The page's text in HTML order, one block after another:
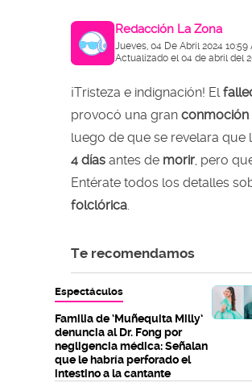
Redacción La Zona
Jueves, 04 De Abril 2024 10:59
Actualizado el 04 de abril del
¡Tristeza e indignación! El
provocó una gran conmoción
luego de que se revelara que
4 días antes de morir , pero
Entérate todos los detalles
folclórica
Te recomendamos
Espectáculos
Familia de ‘Muñequita Milly’
denuncia al Dr. Fong por
negligencia médica: Señalan
que le habría perforado el
intestino a la cantante